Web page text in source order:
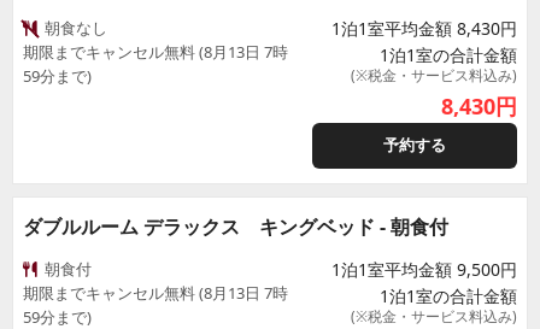
朝食なし
期限までキャンセル無料 (8月13日 7時
59分まで)
1泊1室平均金額 8,430円
1泊1室の合計金額
(※税金・サービス料込み)
8,430円
予約する
ダブルルーム デラックス キングベッド - 朝食付
朝食付
期限までキャンセル無料 (8月13日 7時
59分まで)
1泊1室平均金額 9,500円
1泊1室の合計金額
(※税金・サービス料込み)